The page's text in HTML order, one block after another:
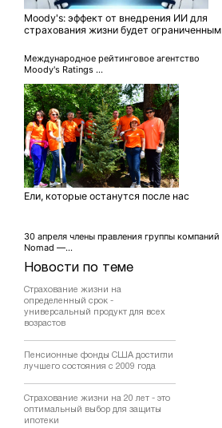
Новости по теме
Страхование жизни на
определенный срок -
универсальный продукт для всех
возрастов
Пенсионные фонды США достигли
лучшего состояния с 2009 года
Страхование жизни на 20 лет - это
оптимальный выбор для защиты
ипотеки
Moody's: эффект от внедрения ИИ для
страхования жизни будет ограниченным
Международное рейтинговое агентство
Moody's Ratings ...
Ели, которые останутся после нас
30 апреля члены правления группы компаний
Nomad —...